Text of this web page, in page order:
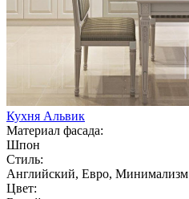
Кухня Альвик
Материал фасада:
Шпон
Стиль:
Английский, Евро, Минимализм
Цвет: